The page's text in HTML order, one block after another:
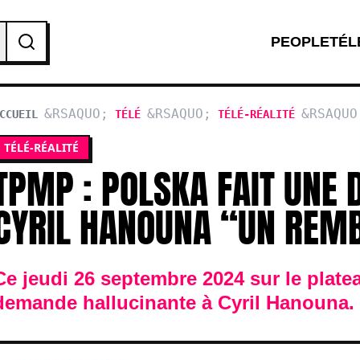
PEOPLE
TÉLÉ TÉLÉ-RÉALITÉ
À CYRIL
TÉLÉ-RÉALITÉ
: POLSKA FAIT UNE
HANOUNA “UN
jeudi 26 septembre 2024 sur le
hallucinante à Cyril Hanouna.